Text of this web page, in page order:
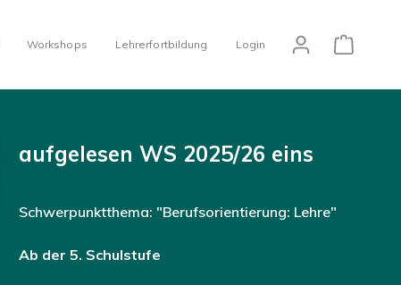
Workshops Lehrerfortbildung Login
aufgelesen WS 2025/26 eins
Schwerpunktthema: "Berufsorientierung: Lehre"
Ab der 5. Schulstufe